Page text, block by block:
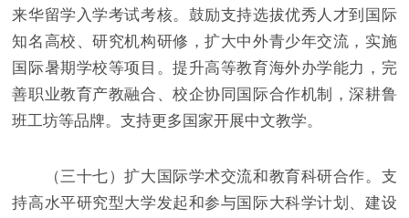
来华留学入学考试考核。鼓励支持选拔优秀人才到国际
知名高校、研究机构研修，扩大中外青少年交流，实施
国际暑期学校等项目。提升高等教育海外办学能力，完
善职业教育产教融合、校企协同国际合作机制，深耕鲁
班工坊等品牌。支持更多国家开展中文教学。
（三十七）扩大国际学术交流和教育科研合作。支
持高水平研究型大学发起和参与国际大科学计划、建设